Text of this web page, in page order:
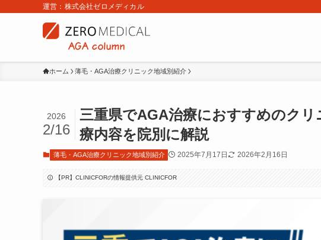
運営：株式会社ゼロメディカル
ホーム 薄毛・AGA治療クリニック地域別紹介
三重県でAGA治療におすすめのク
療内容を院別に解説
2026
2/16
薄毛・AGA治療クリニック地域別紹介 2025年7月17日 2026年2月16日
【PR】CLINICFORの情報提供元 CLINICFOR